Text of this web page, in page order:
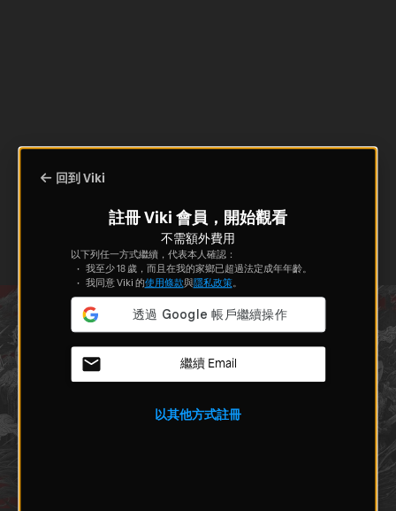
回到 Viki
註冊 Viki 會員，開始觀看
不需額外費用
以下列任一方式繼續，代表本人確認：
我至少 18 歲，而且在我的家鄉已超過法定成年年齡。
我同意 Viki 的使用條款與隱私政策。
繼續 Email
以其他方式註冊